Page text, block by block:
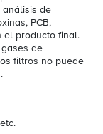
análisis de
PCB,
el producto final.
de
filtros no puede